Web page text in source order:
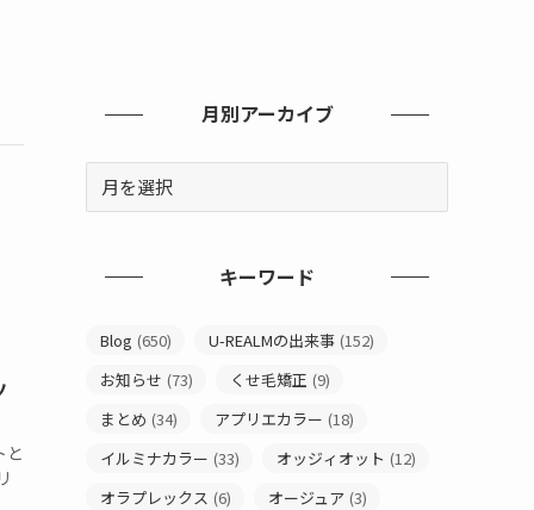
と
月別アーカイブ
キーワード
Blog (650) U-REALMの出来事 (152)
お知らせ (73) くせ毛矯正 (9)
まとめ (34) アプリエカラー (18)
イルミナカラー (33) オッジィオット (12)
オラプレックス (6) オージュア (3)